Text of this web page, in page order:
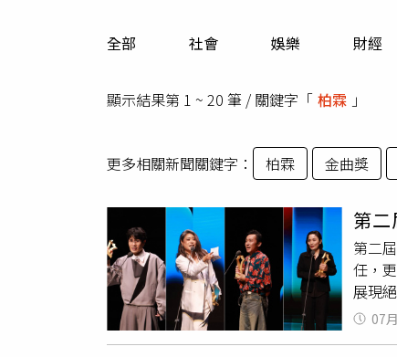
全部 社會 娛樂 財經
顯示結果第 1 ~ 20 筆 / 關鍵字「 柏霖 」
更多相關新聞關鍵字： 柏霖 金曲獎
第
第二
任，
展現
添傳
類
07